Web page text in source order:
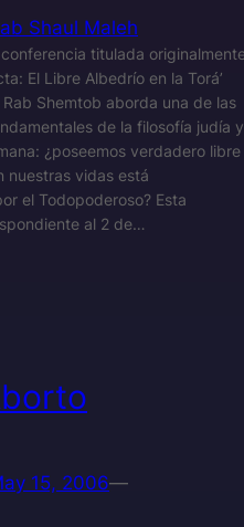
Shaul Maleh
titulada
El Libre Albedrío en la Torá’
Shemtob aborda una de las
de la filosofía judía y
¿poseemos verdadero libre
nuestras vidas está
el Todopoderoso? Esta
al 2 de…
15, 2006—